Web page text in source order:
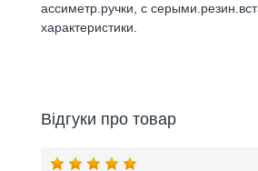
ассиметр.ручки, с
характеристики.
Відгуки про товар